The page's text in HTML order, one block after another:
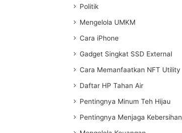
Politik
Mengelola UMKM
Cara iPhone
Gadget Singkat SSD External
Cara Memanfaatkan NFT Utility
Daftar HP Tahan Air
Pentingnya Minum Teh Hijau
Pentingnya Menjaga Kebersihan